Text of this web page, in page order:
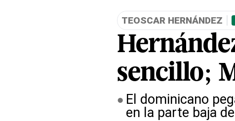
TEOSCAR HERNÁNDEZ
sencillo;
El dominicano
en la parte baja